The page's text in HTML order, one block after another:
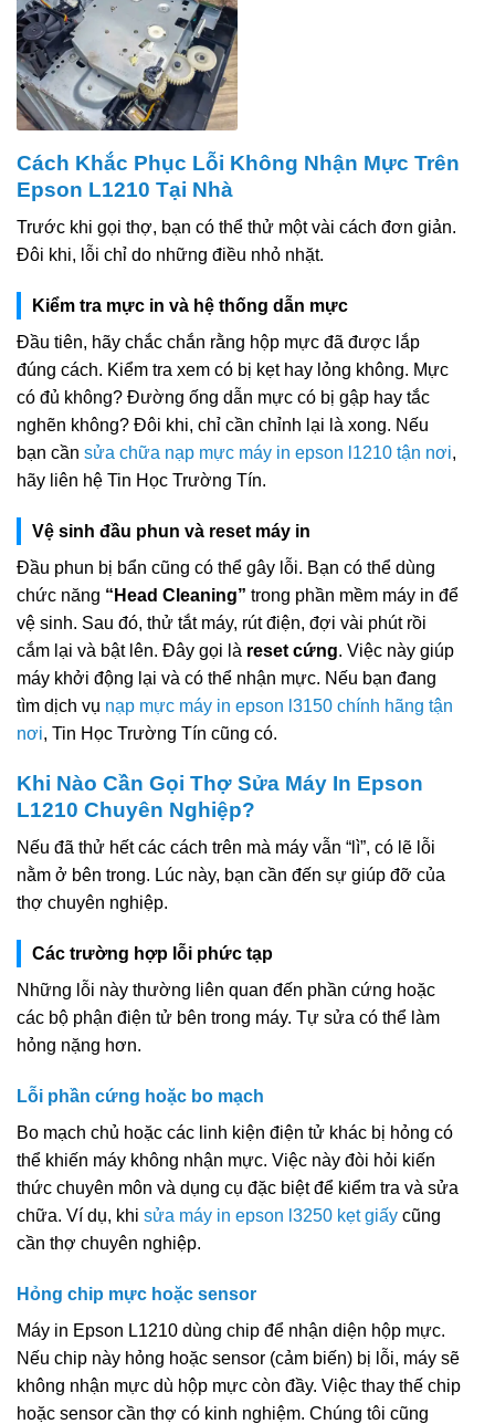
Cách Khắc Phục Lỗi Không Nhận Mực Trên
Epson L1210 Tại Nhà
Trước khi gọi thợ, bạn có thể thử một vài cách đơn giản.
Đôi khi, lỗi chỉ do những điều nhỏ nhặt.
Kiểm tra mực in và hệ thống dẫn mực
Đầu tiên, hãy chắc chắn rằng hộp mực đã được lắp
đúng cách. Kiểm tra xem có bị kẹt hay lỏng không. Mực
có đủ không? Đường ống dẫn mực có bị gập hay tắc
nghẽn không? Đôi khi, chỉ cần chỉnh lại là xong. Nếu
bạn cần sửa chữa nạp mực máy in epson l1210 tận nơi,
hãy liên hệ Tin Học Trường Tín.
Vệ sinh đầu phun và reset máy in
Đầu phun bị bẩn cũng có thể gây lỗi. Bạn có thể dùng
chức năng “Head Cleaning” trong phần mềm máy in để
vệ sinh. Sau đó, thử tắt máy, rút điện, đợi vài phút rồi
cắm lại và bật lên. Đây gọi là reset cứng. Việc này giúp
máy khởi động lại và có thể nhận mực. Nếu bạn đang
tìm dịch vụ nạp mực máy in epson l3150 chính hãng tận
nơi, Tin Học Trường Tín cũng có.
Khi Nào Cần Gọi Thợ Sửa Máy In Epson
L1210 Chuyên Nghiệp?
Nếu đã thử hết các cách trên mà máy vẫn “lì”, có lẽ lỗi
nằm ở bên trong. Lúc này, bạn cần đến sự giúp đỡ của
thợ chuyên nghiệp.
Các trường hợp lỗi phức tạp
Những lỗi này thường liên quan đến phần cứng hoặc
các bộ phận điện tử bên trong máy. Tự sửa có thể làm
hỏng nặng hơn.
Lỗi phần cứng hoặc bo mạch
Bo mạch chủ hoặc các linh kiện điện tử khác bị hỏng có
thể khiến máy không nhận mực. Việc này đòi hỏi kiến
thức chuyên môn và dụng cụ đặc biệt để kiểm tra và sửa
chữa. Ví dụ, khi sửa máy in epson l3250 kẹt giấy cũng
cần thợ chuyên nghiệp.
Hỏng chip mực hoặc sensor
Máy in Epson L1210 dùng chip để nhận diện hộp mực.
Nếu chip này hỏng hoặc sensor (cảm biến) bị lỗi, máy sẽ
không nhận mực dù hộp mực còn đầy. Việc thay thế chip
hoặc sensor cần thợ có kinh nghiệm. Chúng tôi cũng